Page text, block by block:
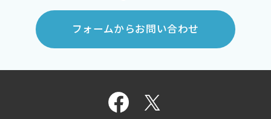
フォームからお問い合わせ